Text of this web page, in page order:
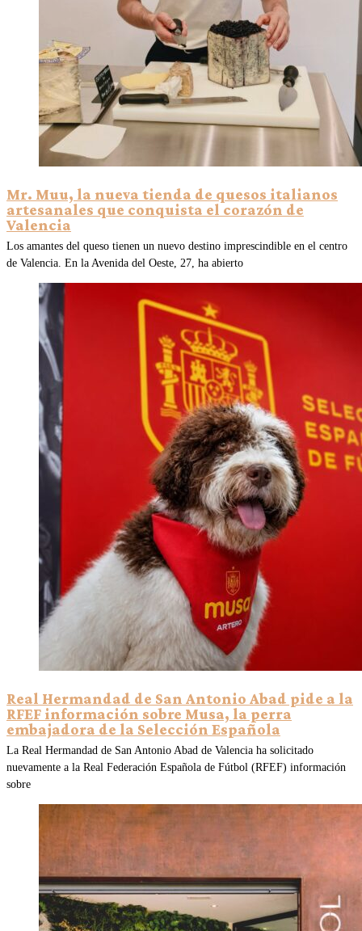
Mr. Muu, la nueva tienda de quesos italianos
artesanales que conquista el corazón de
Valencia
Los amantes del queso tienen un nuevo destino imprescindible en el centro
de Valencia. En la Avenida del Oeste, 27, ha abierto
Real Hermandad de San Antonio Abad pide a la
RFEF información sobre Musa, la perra
embajadora de la Selección Española
La Real Hermandad de San Antonio Abad de Valencia ha solicitado
nuevamente a la Real Federación Española de Fútbol (RFEF) información
sobre